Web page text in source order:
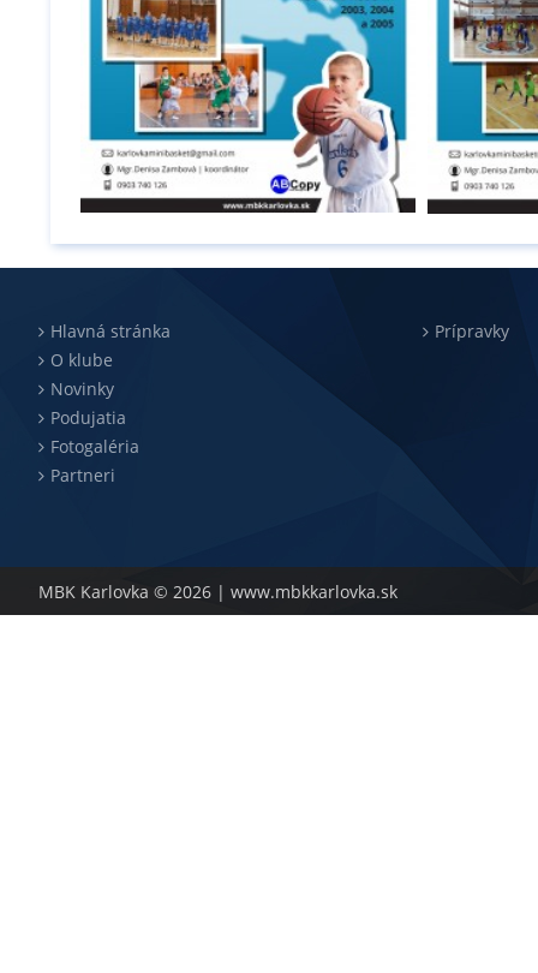
MBK Karlovka © 2026 | www.mbkkarlovka.sk
Hlavná stránka
O klube
Novinky
Podujatia
Fotogaléria
Partneri
Prípravky